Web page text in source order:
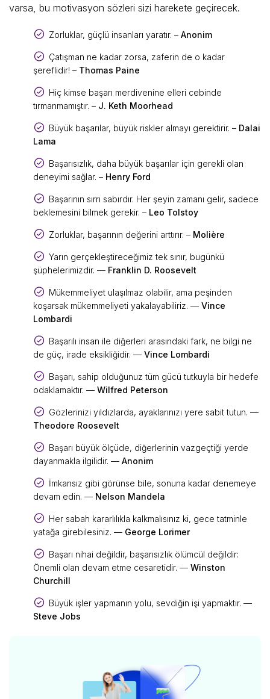
varsa, bu motivasyon sözleri sizi harekete geçirecek.
Zorluklar, güçlü insanları yaratır. – Anonim
Çatışman ne kadar zorsa, zaferin de o kadar
şereflidir! – Thomas Paine
Hiç kimse başarı merdivenine elleri cebinde
tırmanmamıştır. – J. Keth Moorhead
Büyük başarılar, büyük riskler almayı gerektirir. – Dalai
Lama
Başarısızlık, daha büyük başarılar için gerekli olan
deneyimi sağlar. – Henry Ford
Başarının sırrı sabırdır. Her şeyin zamanı gelir, sadece
beklemesini bilmek gerekir. – Leo Tolstoy
Zorluklar, başarının değerini arttırır. – Molière
Yarın gerçekleştireceğimiz tek sınır, bugünkü
şüphelerimizdir. — Franklin D. Roosevelt
Mükemmeliyet ulaşılmaz olabilir, ama peşinden
koşarsak mükemmeliyeti yakalayabiliriz. — Vince
Lombardi
Başarılı insan ile diğerleri arasındaki fark, ne bilgi ne
de güç, irade eksikliğidir. — Vince Lombardi
Başarı, sahip olduğunuz tüm gücü tutkuyla bir hedefe
odaklamaktır. — Wilfred Peterson
Gözlerinizi yıldızlarda, ayaklarınızı yere sabit tutun. —
Theodore Roosevelt
Başarı büyük ölçüde, diğerlerinin vazgeçtiği yerde
dayanmakla ilgilidir. — Anonim
İmkansız gibi görünse bile, sonuna kadar denemeye
devam edin. — Nelson Mandela
Her sabah kararlılıkla kalkmalısınız ki, gece tatminle
yatağa girebilesiniz. — George Lorimer
Başarı nihai değildir, başarısızlık ölümcül değildir:
Önemli olan devam etme cesaretidir. — Winston
Churchill
Büyük işler yapmanın yolu, sevdiğin işi yapmaktır. —
Steve Jobs